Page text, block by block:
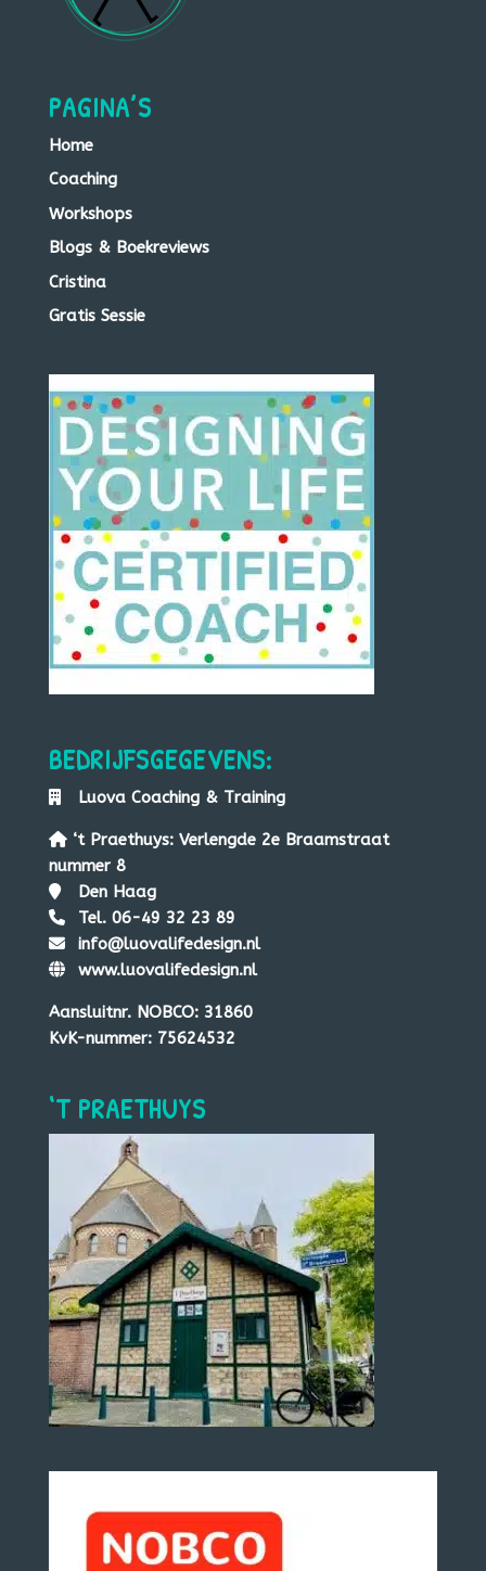
PAGINA’S
Home
Coaching
Workshops
Blogs & Boekreviews
Cristina
Gratis Sessie
BEDRIJFSGEGEVENS:
Luova Coaching & Training
‘t Praethuys: Verlengde 2e Braamstraat
nummer 8
Den Haag
Tel. 06-49 32 23 89
info@luovalifedesign.nl
www.luovalifedesign.nl
Aansluitnr. NOBCO: 31860
KvK-nummer: 75624532
‘T PRAETHUYS